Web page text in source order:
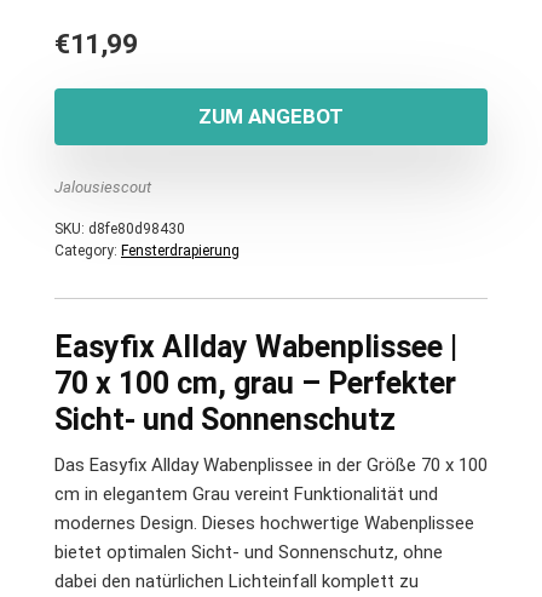
€11,99
ZUM ANGEBOT
Jalousiescout
SKU: d8fe80d98430
Category: Fensterdrapierung
Easyfix Allday Wabenplissee |
70 x 100 cm, grau – Perfekter
Sicht- und Sonnenschutz
Das Easyfix Allday Wabenplissee in der Größe 70 x 100
cm in elegantem Grau vereint Funktionalität und
modernes Design. Dieses hochwertige Wabenplissee
bietet optimalen Sicht- und Sonnenschutz, ohne
dabei den natürlichen Lichteinfall komplett zu